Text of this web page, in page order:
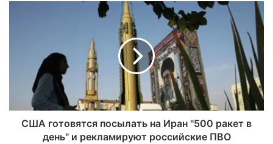
США готовятся посылать на Иран "500 ракет в
день" и рекламируют российские ПВО